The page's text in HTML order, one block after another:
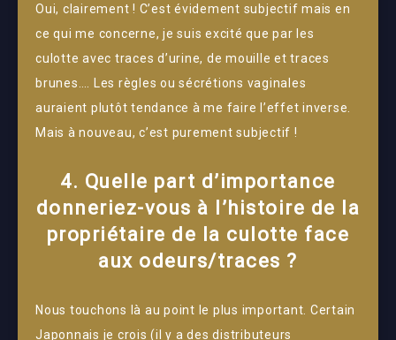
Oui, clairement ! C’est évidement subjectif mais en
ce qui me concerne, je suis excité que par les
culotte avec traces d’urine, de mouille et traces
brunes…. Les règles ou sécrétions vaginales
auraient plutôt tendance à me faire l’effet inverse.
Mais à nouveau, c’est purement subjectif !
4. Quelle part d’importance
donneriez-vous à l’histoire de la
propriétaire de la culotte face
aux odeurs/traces ?
Nous touchons là au point le plus important. Certain
Japonnais je crois (il y a des distributeurs